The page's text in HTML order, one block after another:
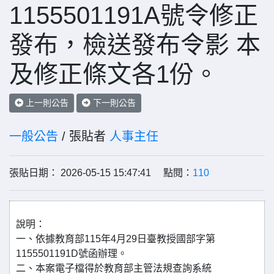
1155501191A號令修正
發布，檢送發布令影 本
及修正條文各1份。
上一則公告 下一則公告
一般公告 / 張貼者 人事主任
張貼日期： 2026-05-15 15:47:41 點閱： 110
說明：
一、依據教育部115年4月29日臺教授國部字第
1155501191D號函辦理。
二、本案電子檔得於教育部主管法規查詢系統